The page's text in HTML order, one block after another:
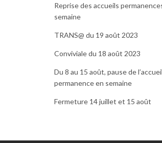
Reprise des accueils
semaine
TRANS@ du 19 août 2023
Conviviale du 18 août 2023
Du 8 au 15 août, pause de l’accueil
permanence en semaine
Fermeture 14 juillet et 15 août